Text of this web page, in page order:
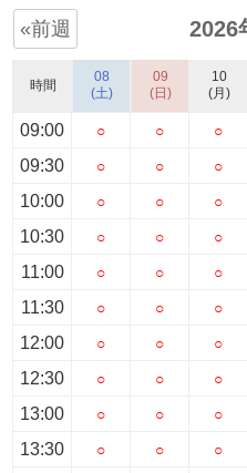
«前週 2026
時間
09:00
09:30
10:00
10:30
11:00
11:30
12:00
12:30
13:00
13:30
08
(土)
○
○
○
○
○
○
○
○
○
○
09
(日)
○
○
○
○
○
○
○
○
○
○
10
(月)
○
○
○
○
○
○
○
○
○
○